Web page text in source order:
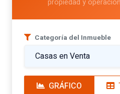
propiedad y
Categoría del Inmueble
GRÁFICO